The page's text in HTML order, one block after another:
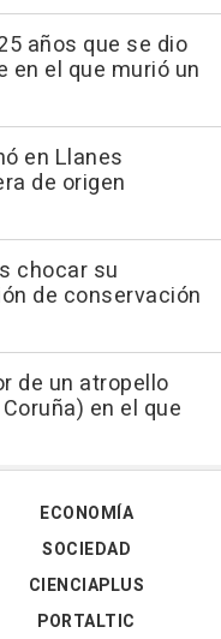
años que se dio
en el que murió un
en Llanes
de origen
chocar su
de conservación
de un atropello
en el que
ECONOMÍA
SOCIEDAD
CIENCIAPLUS
PORTALTIC